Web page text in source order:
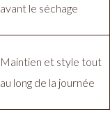
avant le séchage
Maintien et style tout
au long de la journée